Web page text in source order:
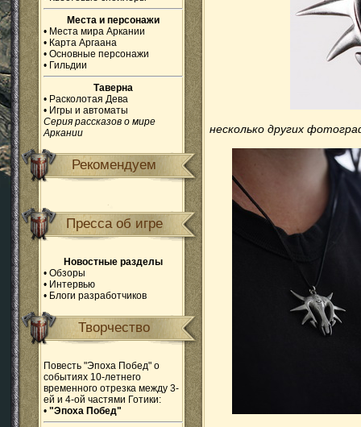
Места и персонажи
• Места мира Аркании
• Карта Аргаана
• Основные персонажи
• Гильдии
Таверна
• Расколотая Дева
• Игры и автоматы
Серия рассказов о мире
Аркании
Рекомендуем
Пресса об игре
Новостные разделы
• Обзоры
• Интервью
• Блоги разработчиков
Творчество
Повесть "Эпоха Побед" о
событиях 10-летнего
временного отрезка между 3-
ей и 4-ой частями Готики:
• "Эпоха Побед"
несколько других